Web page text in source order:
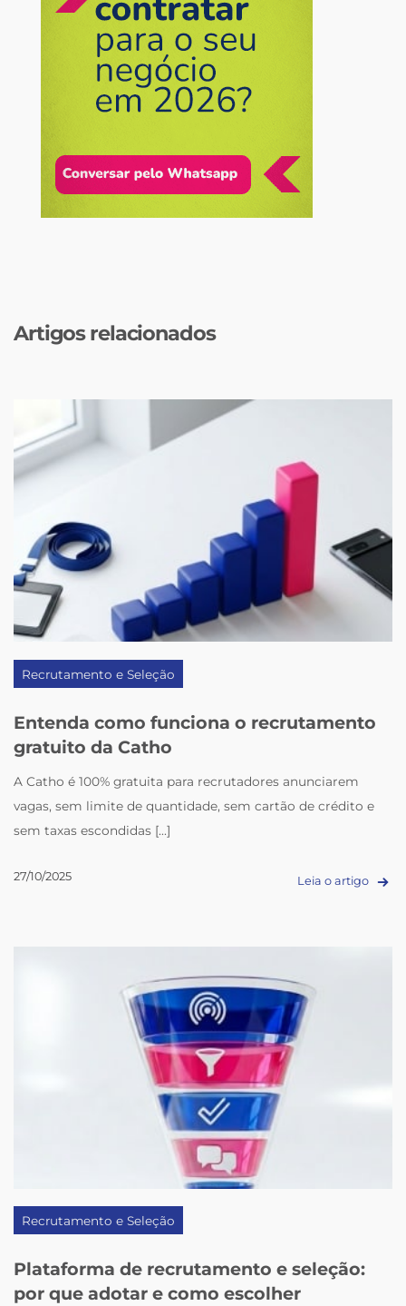
Artigos relacionados
Recrutamento e Seleção
Entenda como funciona o recrutamento
gratuito da Catho
A Catho é 100% gratuita para recrutadores anunciarem
vagas, sem limite de quantidade, sem cartão de crédito e
sem taxas escondidas [...]
27/10/2025 Leia o artigo
Recrutamento e Seleção
Plataforma de recrutamento e seleção:
por que adotar e como escolher